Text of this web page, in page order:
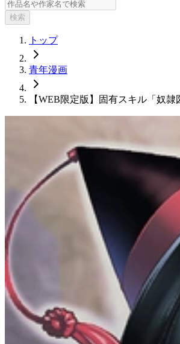
検索
トップ
青年漫画
【WEB限定版】固有スキル「奴隷